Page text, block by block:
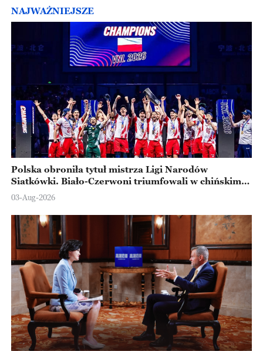
NAJWAŻNIEJSZE
Polska obroniła tytuł mistrza Ligi Narodów
Siatkówki. Biało-Czerwoni triumfowali w chińskim
Ningbo
03-Aug-2026